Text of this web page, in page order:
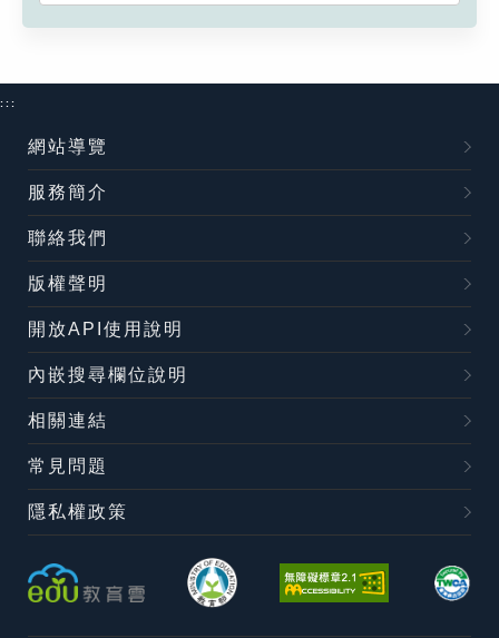
:::
網站導覽
服務簡介
聯絡我們
版權聲明
開放API使用說明
內嵌搜尋欄位說明
相關連結
常見問題
隱私權政策